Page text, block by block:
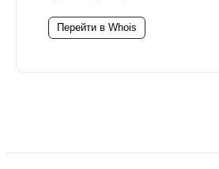
Перейти в Whois